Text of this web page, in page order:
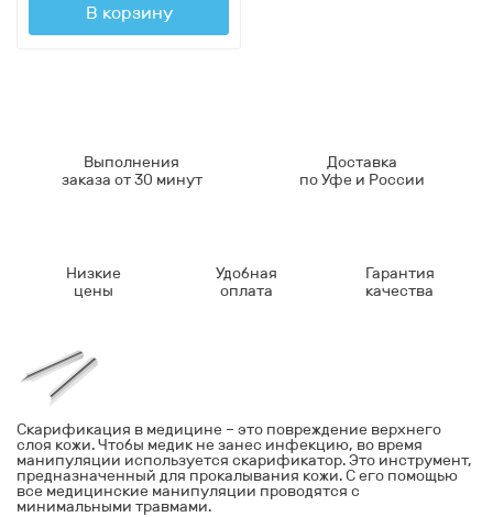
В корзину
Выполнения
заказа от 30 минут
Доставка
по Уфе и России
Низкие
цены
Удобная
оплата
Гарантия
качества
Скарификация в медицине – это повреждение верхнего
слоя кожи. Чтобы медик не занес инфекцию, во время
манипуляции используется скарификатор. Это инструмент,
предназначенный для прокалывания кожи. С его помощью
все медицинские манипуляции проводятся с
минимальными травмами.